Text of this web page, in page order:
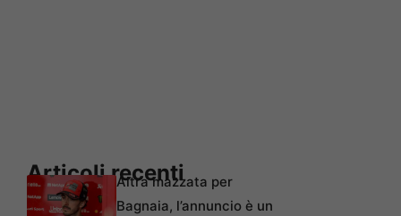
Articoli recenti
Altra mazzata per
Bagnaia, l’annuncio è un